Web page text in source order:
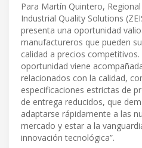
Para Martín Quintero,
Industrial Quality Solutions
presenta una oportunidad
manufactureros que pueden
calidad a precios
oportunidad viene
relacionados con la calidad,
especificaciones estrictas de
de entrega reducidos, que
adaptarse rápidamente a las
mercado y estar a la
innovación tecnológica”.